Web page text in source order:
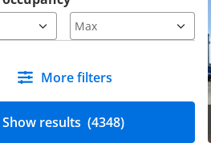
More filters
Show results (4348)